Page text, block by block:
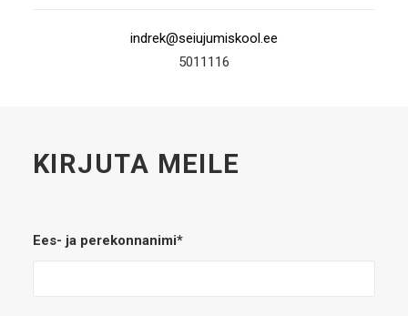
indrek@seiujumiskool.ee
5011116
KIRJUTA MEILE
Ees- ja perekonnanimi*